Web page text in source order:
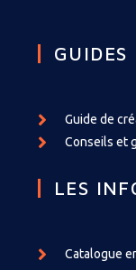
GUIDES
Guide de
Conseils et
LES
Catalogue